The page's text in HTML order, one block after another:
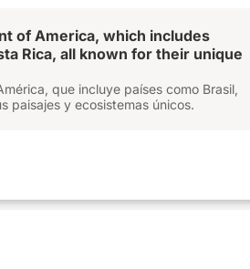
of America, which includes
Rica, all known for their unique
que incluye países como Brasil,
paisajes y ecosistemas únicos.